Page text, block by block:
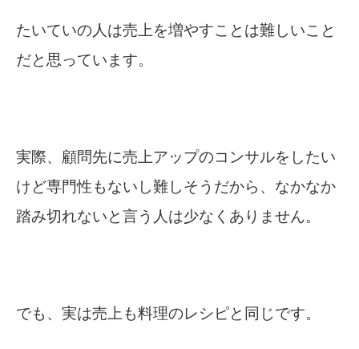
たいていの人は売上を増やすことは難しいこと
だと思っています。
実際、顧問先に売上アップのコンサルをしたい
けど専門性もないし難しそうだから、なかなか
踏み切れないと言う人は少なくありません。
でも、実は売上も料理のレシピと同じです。